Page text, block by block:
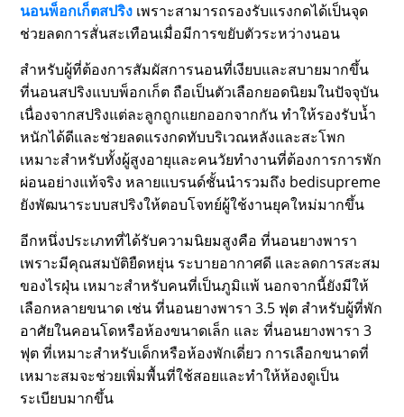
นอนพ็อกเก็ตสปริง เพราะสามารถรองรับแรงกดได้เป็นจุด
ช่วยลดการสั่นสะเทือนเมื่อมีการขยับตัวระหว่างนอน
สำหรับผู้ที่ต้องการสัมผัสการนอนที่เงียบและสบายมากขึ้น
ที่นอนสปริงแบบพ็อกเก็ต ถือเป็นตัวเลือกยอดนิยมในปัจจุบัน
เนื่องจากสปริงแต่ละลูกถูกแยกออกจากกัน ทำให้รองรับน้ำ
หนักได้ดีและช่วยลดแรงกดทับบริเวณหลังและสะโพก
เหมาะสำหรับทั้งผู้สูงอายุและคนวัยทำงานที่ต้องการการพัก
ผ่อนอย่างแท้จริง หลายแบรนด์ชั้นนำรวมถึง bedisupreme
ยังพัฒนาระบบสปริงให้ตอบโจทย์ผู้ใช้งานยุคใหม่มากขึ้น
อีกหนึ่งประเภทที่ได้รับความนิยมสูงคือ ที่นอนยางพารา
เพราะมีคุณสมบัติยืดหยุ่น ระบายอากาศดี และลดการสะสม
ของไรฝุ่น เหมาะสำหรับคนที่เป็นภูมิแพ้ นอกจากนี้ยังมีให้
เลือกหลายขนาด เช่น ที่นอนยางพารา 3.5 ฟุต สำหรับผู้ที่พัก
อาศัยในคอนโดหรือห้องขนาดเล็ก และ ที่นอนยางพารา 3
ฟุต ที่เหมาะสำหรับเด็กหรือห้องพักเดี่ยว การเลือกขนาดที่
เหมาะสมจะช่วยเพิ่มพื้นที่ใช้สอยและทำให้ห้องดูเป็น
ระเบียบมากขึ้น